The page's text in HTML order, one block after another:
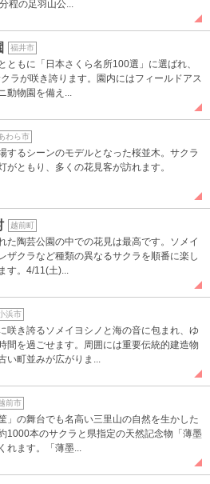
程の足羽山公...
福井市
ともに「日本さくら名所100選」に選ばれ、
ラが咲き誇ります。園内にはフィールドアス
動物園を備え...
わら市
するシーンのモデルとなった桜並木。サクラ
がともり、多くの花見客が訪れます。
越前町
た陶芸公園の中での花見は最高です。ソメイ
ザクラなど種類の異なるサクラを順番に楽し
す。4/11(土)...
浜市
咲き誇るソメイヨシノと海の音に包まれ、ゆ
間を過ごせます。周囲には重要伝統的建造物
い町並みが広がりま...
前市
」の舞台でも名高い三里山の自然を生かした
1000本のサクラと県指定の天然記念物「薄墨
れます。「薄墨...